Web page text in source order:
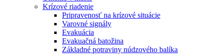
Krízové riadenie
Pripravenosť na krízové situácie
Varovné signály
Evakuácia
Evakuačná batožina
Základné potraviny núdzového balíka